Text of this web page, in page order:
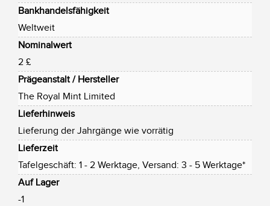
Bankhandelsfähigkeit
Weltweit
Nominalwert
2 £
Prägeanstalt / Hersteller
The Royal Mint Limited
Lieferhinweis
Lieferung der Jahrgänge wie vorrätig
Lieferzeit
Tafelgeschäft: 1 - 2 Werktage, Versand: 3 - 5 Werktage*
Auf Lager
-1